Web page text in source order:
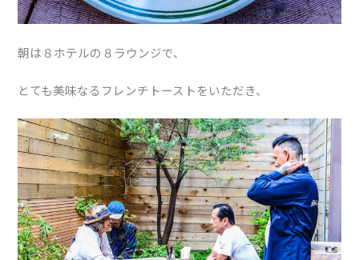
朝は８ホテルの８ラウンジで、
とても美味なるフレンチトーストをいただき、